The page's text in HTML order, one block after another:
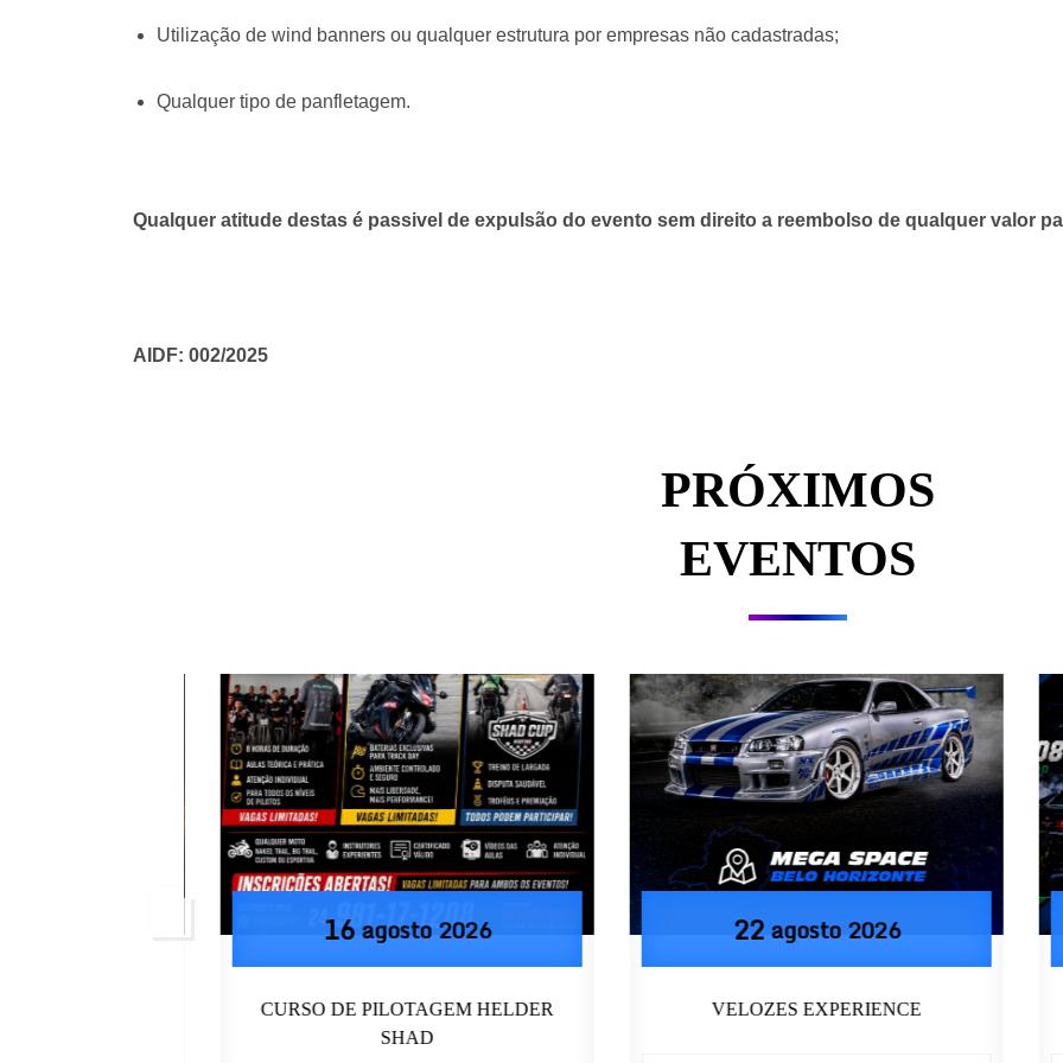
Utilização de wind banners ou qualquer estrutura por empresas não cadastradas;
Qualquer tipo de panfletagem.
Qualquer atitude destas é passivel de expulsão do evento sem direito a reembolso de qualquer valor
AIDF: 002/2025
PRÓXIMOS
EVENTOS
16 agosto 2026
CURSO DE PILOTAGEM HELDER
SHAD
22 agosto 2026
VELOZES EXPERIENCE